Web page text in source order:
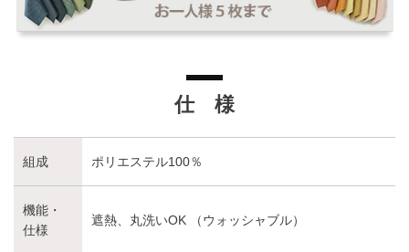
仕 様
組成 ポリエステル100％
機能・
仕様
遮熱、丸洗いOK （ウォッシャブル）